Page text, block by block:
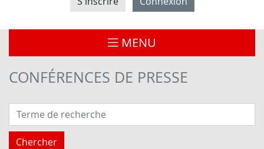
MENU
CONFÉRENCES DE PRESSE
Chercher